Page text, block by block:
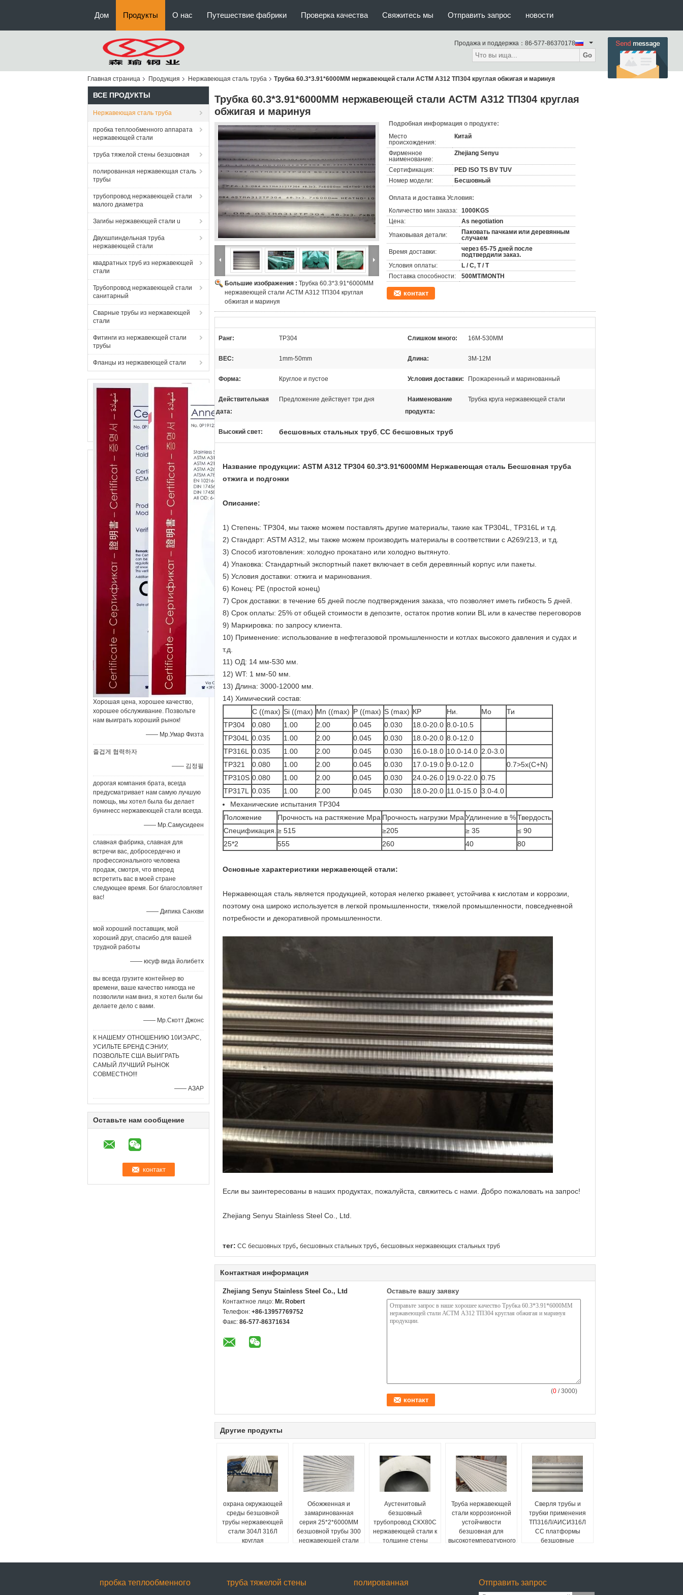
Дом Продукты О нас Путешествие фабрики Проверка качества Свяжитесь мы Отправить запрос новости
Продажа и поддержка： 86-577-86370178
Go
Главная страница Продукция Нержавеющая сталь труба Трубка 60.3*3.91*6000ММ нержавеющей стали АСТМ А312 ТП304 круглая обжигая и маринуя
ВСЕ ПРОДУКТЫ
Нержавеющая сталь труба
пробка теплообменного аппарата
нержавеющей стали
труба тяжелой стены безшовная
полированная нержавеющая сталь
трубы
трубопровод нержавеющей стали
малого диаметра
Загибы нержавеющей стали u
Двухшпиндельная труба
нержавеющей стали
квадратных труб из нержавеющей
стали
Трубопровод нержавеющей стали
санитарный
Сварные трубы из нержавеющей
стали
Фитинги из нержавеющей стали
трубы
Фланцы из нержавеющей стали
Хорошая цена, хорошее качество,
хорошее обслуживание. Позвольте
нам выиграть хороший рынок!
—— Мр.Умар Физта
즐겁게 협력하자
—— 김정필
дорогая компания брата, всегда
предусматривает нам самую лучшую
помощь, мы хотел была бы делает
бунинесс нержавеющей стали всегда.
—— Мр.Самусидеен
славная фабрика, славная для
встречи вас, добросердечно и
профессионального человека
продаж, смотря, что вперед
встретить вас в моей стране
следующее время. Бог благословляет
вас!
—— Дипика Санхви
мой хороший поставщик, мой
хороший друг, спасибо для вашей
трудной работы
—— юсуф вида йолибетх
вы всегда грузите контейнер во
времени, ваше качество никогда не
позволили нам вниз, я хотел были бы
делаете дело с вами.
—— Мр.Скотт Джонс
К НАШЕМУ ОТНОШЕНИЮ 10ИЭАРС,
УСИЛЬТЕ БРЕНД СЭНИУ,
ПОЗВОЛЬТЕ США ВЫИГРАТЬ
САМЫЙ ЛУЧШИЙ РЫНОК
СОВМЕСТНО!!!
—— АЗАР
Оставьте нам сообщение
Трубка 60.3*3.91*6000ММ нержавеющей стали АСТМ А312 ТП304 круглая
обжигая и маринуя
Большие изображения : Трубка 60.3*3.91*6000ММ
нержавеющей стали АСТМ А312 ТП304 круглая
обжигая и маринуя
Подробная информация о продукте:
Место
происхождения:
Китай
Фирменное
наименование:
Zhejiang Senyu
Сертификация:
PED ISO TS BV TUV
Номер модели:
Бесшовный
Оплата и доставка Условия:
Количество мин заказа: 1000KGS
Цена:
As negotiation
Упаковывая детали:
Паковать пачками или деревянным
случаем
Время доставки:
через 65-75 дней после
подтвердили заказ.
Условия оплаты:
L / C, T / T
Поставка способности:
500MT/MONTH
контакт
Ранг: TP304 Слишком много: 16M-530MM
ВЕС: 1mm-50mm Длина: 3M-12M
Форма: Круглое и пустое Условия доставки: Прожаренный и маринованный
Действительная
дата:
Предложение действует три дня
Наименование
продукта:
Трубка круга нержавеющей стали
Высокий свет: бесшовных стальных труб, СС бесшовных труб
Название продукции: ASTM A312 TP304 60.3*3.91*6000MM Нержавеющая сталь Бесшовная труба
отжига и подгонки
Описание:
1) Степень: TP304, мы также можем поставлять другие материалы, такие как TP304L, TP316L и т.д.
2) Стандарт: ASTM A312, мы также можем производить материалы в соответствии с A269/213, и т.д.
3) Способ изготовления: холодно прокатано или холодно вытянуто.
4) Упаковка: Стандартный экспортный пакет включает в себя деревянный корпус или пакеты.
5) Условия доставки: отжига и маринования.
6) Конец: PE (простой конец)
7) Срок доставки: в течение 65 дней после подтверждения заказа, что позволяет иметь гибкость 5 дней.
8) Срок оплаты: 25% от общей стоимости в депозите, остаток против копии BL или в качестве переговоров
9) Маркировка: по запросу клиента.
10) Применение: использование в нефтегазовой промышленности и котлах высокого давления и судах и
т.д.
11) ОД: 14 мм-530 мм.
12) WT: 1 мм-50 мм.
13) Длина: 3000-12000 мм.
14) Химический состав:
C ((max) Si ((max) Mn ((max) P ((max) S (max) КР Ни. Мо
Ти
TP304
0.080 1.00 2.00 0.045 0.030 18.0-20.0 8.0-10.5
TP304L
0.035 1.00 2.00 0.045 0.030 18.0-20.0 8.0-12.0
TP316L
0.035 1.00 2.00 0.045 0.030 16.0-18.0 10.0-14.0 2.0-3.0
TP321
0.080 1.00 2.00 0.045 0.030 17.0-19.0 9.0-12.0
0.7>5x(C+N)
TP310S 0.080 1.00 2.00 0.045 0.030 24.0-26.0 19.0-22.0 0.75
TP317L
0.035 1.00 2.00 0.045 0.030 18.0-20.0 11.0-15.0 3.0-4.0
Механические испытания TP304
Положение
Прочность на растяжение Mpa Прочность нагрузки Mpa Удлинение в %Твердость
Спецификация. ≥ 515 ≥205 ≥ 35
≤ 90
25*2
555 260 40 80
Основные характеристики нержавеющей стали:
Нержавеющая сталь является продукцией, которая нелегко ржавеет, устойчива к кислотам и коррозии,
поэтому она широко используется в легкой промышленности, тяжелой промышленности, повседневной
потребности и декоративной промышленности.
Если вы заинтересованы в наших продуктах, пожалуйста, свяжитесь с нами. Добро пожаловать на запрос!
Zhejiang Senyu Stainless Steel Co., Ltd.
тег: СС бесшовных труб, бесшовных стальных труб, бесшовных нержавеющих стальных труб
Контактная информация
Zhejiang Senyu Stainless Steel Co., Ltd
Контактное лицо: Mr. Robert
Телефон: +86-13957769752
Факс: 86-577-86371634
Оставьте вашу заявку
(0 / 3000)
Другие продукты
охрана окружающей
среды безшовной
трубы нержавеющей
стали 304Л 316Л
круглая
Обожженная и
замаринованная
серия 25*2*6000ММ
безшовной трубы 300
нержавеющей стали
Аустенитовый
безшовный
трубопровод СКХ80С
нержавеющей стали к
толщине стены
Труба нержавеющей
стали коррозионной
устойчивости
безшовная для
высокотемпературного
Сверля трубы и
трубки применения
ТП316Л/АИСИ316Л
СС платформы
безшовные
пробка теплообменного труба тяжелой стены полированная Отправить запрос